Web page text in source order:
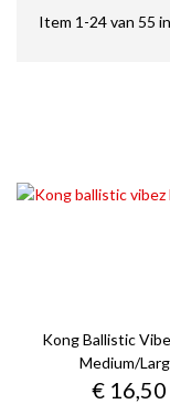
Item 1-24 van 55
Kong Ballistic
Medium/
Prijs
€ 16,50